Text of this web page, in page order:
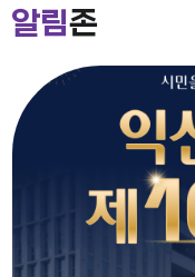
2026-07-24
2026-06-30
알림존